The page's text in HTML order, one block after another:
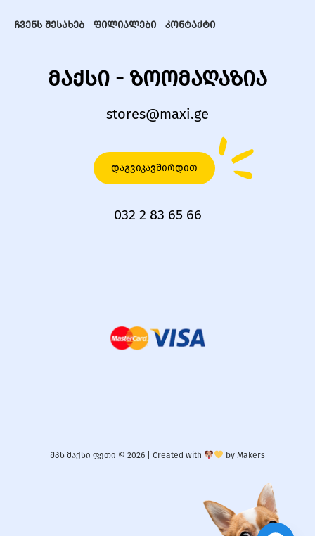
ჩვენს შესახებ ფილიალები კონტაქტი
მაქსი - ზოომაღაზია
stores@maxi.ge
დაგვიკავშირდით
032 2 83 65 66
შპს მაქსი ფეთი © 2026 | Created with by Makers